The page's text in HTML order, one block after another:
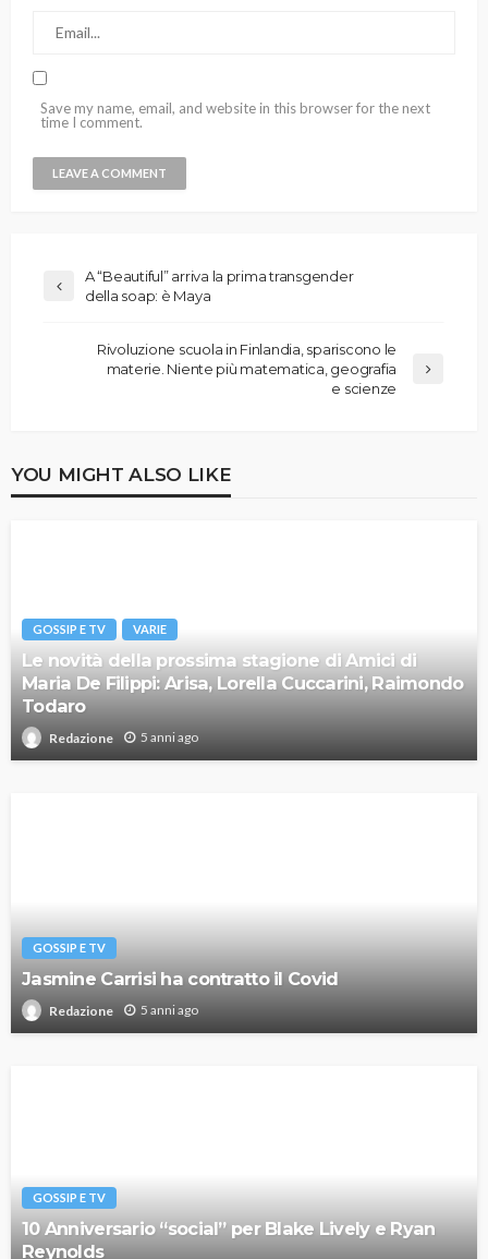
Save my name, email, and website in this browser for the next
time I comment.
A “Beautiful” arriva la prima transgender
della soap: è Maya
Rivoluzione scuola in Finlandia, spariscono le
materie. Niente più matematica, geografia
e scienze
YOU MIGHT ALSO LIKE
GOSSIP E TV VARIE
Le novità della prossima stagione di Amici di
Maria De Filippi: Arisa, Lorella Cuccarini, Raimondo
Todaro
Redazione 5 anni ago
GOSSIP E TV
Jasmine Carrisi ha contratto il Covid
Redazione 5 anni ago
GOSSIP E TV
10 Anniversario “social” per Blake Lively e Ryan
Reynolds